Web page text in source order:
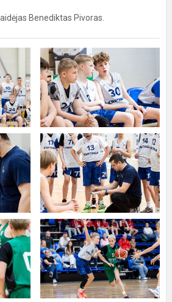
Benediktas Pivoras.